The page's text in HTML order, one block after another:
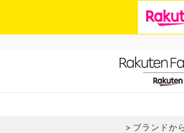
ブランドか